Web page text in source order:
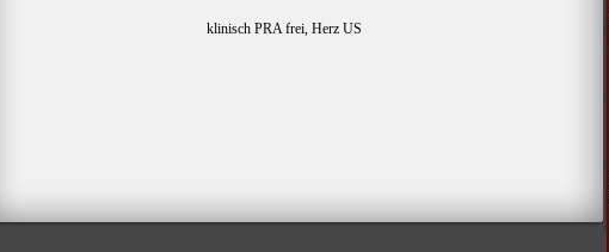
klinisch PRA frei, Herz US